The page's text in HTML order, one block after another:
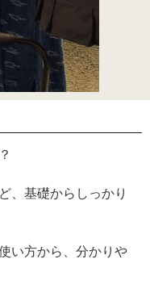
、基礎からしっかり
い方から、分かりや